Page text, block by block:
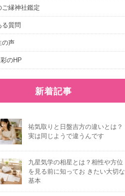
ご縁神社鑑定
る質問
の声
のHP
新着記事
祐気取りと日盤吉方の違いとは？
実は同じようで違うんです
九星気学の相星とは？相性や方位
を見る前に知ってお きたい大切な
基本